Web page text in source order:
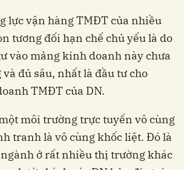
lực vận hàng TMĐT của nhiều
tương đối hạn chế chủ yếu là do
vào mảng kinh doanh này chưa
đủ sâu, nhất là đầu tư cho
TMĐT của DN.
môi trường trực tuyến vô cùng
tranh là vô cùng khốc liệt. Đó là
ở rất nhiều thị trường khác